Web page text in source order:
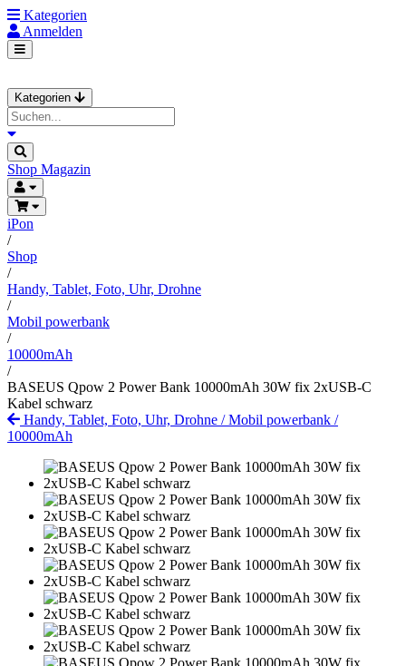
Kategorien
Anmelden
Kategorien
Shop Magazin
iPon
/
Shop
/
Handy, Tablet, Foto, Uhr, Drohne
/
Mobil powerbank
/
10000mAh
/
BASEUS Qpow 2 Power Bank 10000mAh 30W fix 2xUSB-C
Kabel schwarz
Handy, Tablet, Foto, Uhr, Drohne /Mobil powerbank /
10000mAh